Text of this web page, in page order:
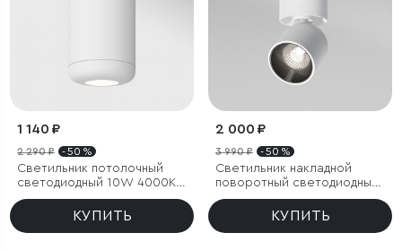
1 140 ₽
2 290 ₽ - 50 %
Светильник потолочный
светодиодный 10W 4000K
белый
КУПИТЬ
2 000 ₽
3 990 ₽ - 50 %
Светильник накладной
поворотный светодиодный
Spot 8W 4000K белый
КУПИТЬ